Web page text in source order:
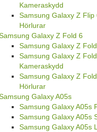
Kameraskydd
Samsung Galaxy Z
Hörlurar
Galaxy Z Fold 6
Samsung Galaxy Z
Samsung Galaxy Z
Kameraskydd
Samsung Galaxy Z
Hörlurar
Galaxy A05s
Samsung Galaxy A05s
Samsung Galaxy A05s
Samsung Galaxy A05s